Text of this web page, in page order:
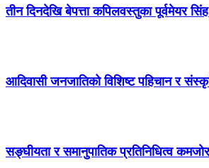
तीन दिनदेखि बेपत्ता कपिलवस्तुका पूर्वमेयर
आदिवासी जनजातिको विशिष्ट पहिचान र
सङ्घीयता र समानुपातिक प्रतिनिधित्व